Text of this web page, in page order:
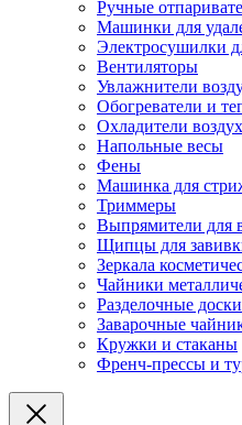
Ручные
Машинки для
Электросушилки
Вентиляторы
Увлажнители
Обогреватели и
Охладители
Напольные весы
Фены
Машинка для
Триммеры
Выпрямители для
Щипцы для
Зеркала
Чайники
Разделочные доски
Заварочные
Кружки и стаканы
Френч-прессы и